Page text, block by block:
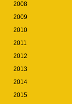
2008
2009
2010
2011
2012
2013
2014
2015